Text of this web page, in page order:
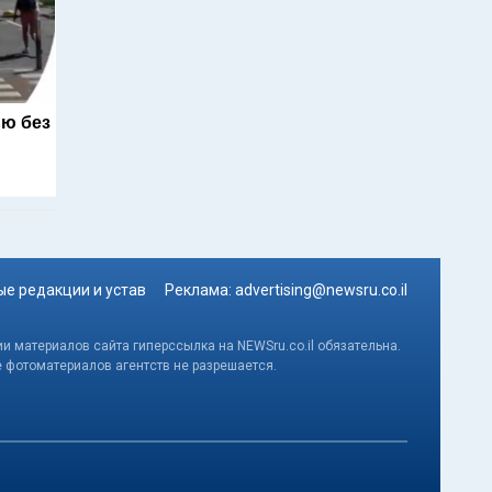
без
редакции и устав Реклама: advertising@newsru.co.il
сайта гиперссылка на NEWSru.co.il обязательна.
агентств не разрешается.